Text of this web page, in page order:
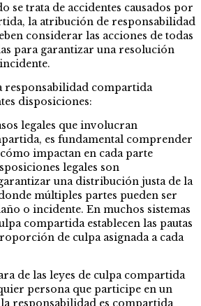
se trata de accidentes causados por
la atribución de responsabilidad
considerar las acciones de todas
para garantizar una resolución
responsabilidad compartida
disposiciones:
legales que involucran
es fundamental comprender
impactan en cada parte
legales son
una distribución justa de la
múltiples partes pueden ser
o incidente. En muchos sistemas
compartida establecen las pautas
de culpa asignada a cada
de las leyes de culpa compartida
persona que participe en un
responsabilidad es compartida